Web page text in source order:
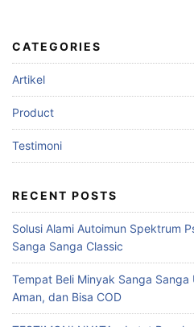
CATEGORIES
Artikel
Product
Testimoni
RECENT POSTS
Solusi Alami Autoimun Spektrum
Sanga Sanga Classic
Tempat Beli Minyak Sanga
Aman, dan Bisa COD